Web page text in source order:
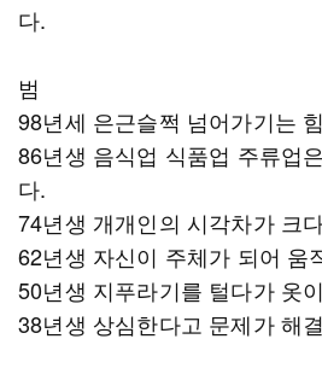
다.
범
98년세 은근슬쩍 넘어가기는
86년생 음식업 식품업 주류업
다.
74년생 개개인의 시각차가 크
62년생 자신이 주체가 되어 움
50년생 지푸라기를 털다가 옷
38년생 상심한다고 문제가 해